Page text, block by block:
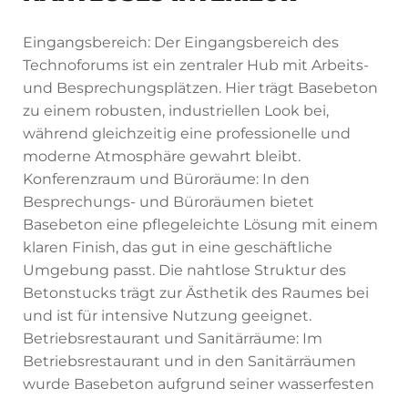
Eingangsbereich: Der Eingangsbereich des
Technoforums ist ein zentraler Hub mit Arbeits-
und Besprechungsplätzen. Hier trägt Basebeton
zu einem robusten, industriellen Look bei,
während gleichzeitig eine professionelle und
moderne Atmosphäre gewahrt bleibt.
Konferenzraum und Büroräume: In den
Besprechungs- und Büroräumen bietet
Basebeton eine pflegeleichte Lösung mit einem
klaren Finish, das gut in eine geschäftliche
Umgebung passt. Die nahtlose Struktur des
Betonstucks trägt zur Ästhetik des Raumes bei
und ist für intensive Nutzung geeignet.
Betriebsrestaurant und Sanitärräume: Im
Betriebsrestaurant und in den Sanitärräumen
wurde Basebeton aufgrund seiner wasserfesten